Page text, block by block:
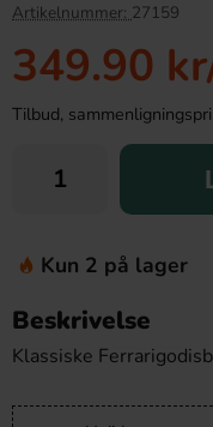
Köp
Artikelnummer: 27159
349.90 kr
Tilbud,
Kun 2 på lager
Beskrivelse
Klassiske